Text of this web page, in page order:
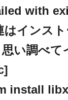
with
インス
い調べて
install